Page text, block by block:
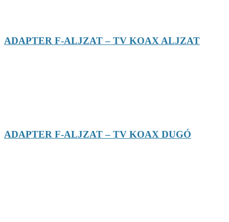
ADAPTER F-ALJZAT – TV KOAX ALJZAT
ADAPTER F-ALJZAT – TV KOAX DUGÓ